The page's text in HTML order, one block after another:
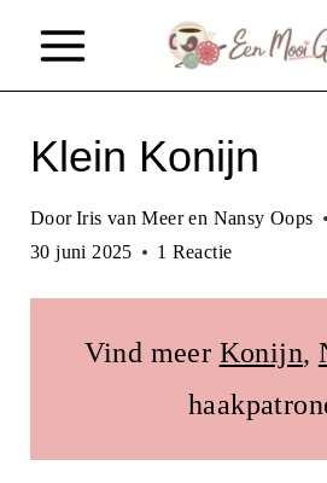
Klein Konijn
Door Iris van Meer en Nansy Oops
30 juni 2025
1 Reactie
Vind meer Konijn,